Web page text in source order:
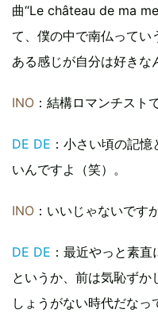
曲“Le château de ma
て、僕の中で南仏ってい
ある感じが自分は好きな
INO ：結構ロマンチスト
DE DE ：小さい頃の記
いんですよ（笑）。
INO ：いいじゃないです
DE DE ：最近やっと素
というか、前は気恥ずか
しょうがない時代だなっ